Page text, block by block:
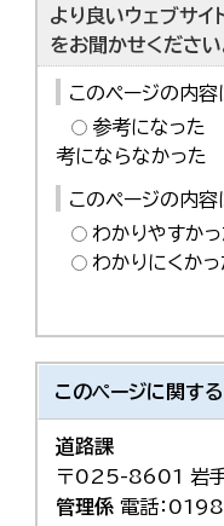
より良いウェブサイ
をお聞かせください
このページの内
参考になった
考にならなかった
このページの内
わかりやすかっ
わかりにくかっ
このページに関する
道路課
〒025-8601 岩
管理係 電話：